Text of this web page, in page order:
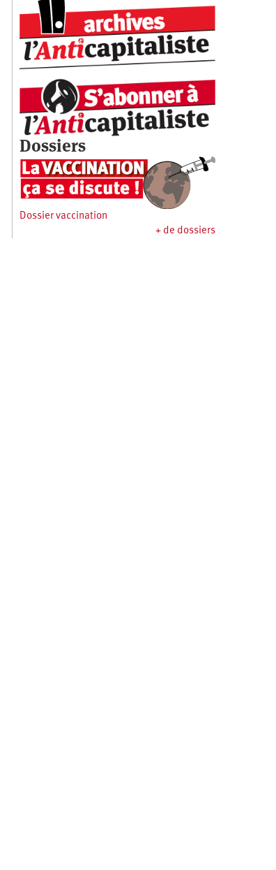
Dossiers
Dossier vaccination
+ de dossiers